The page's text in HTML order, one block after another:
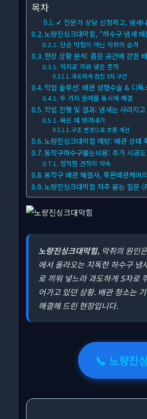
목차
✔ 전문가 상담 신청하고, 냄새
노량진싱크대막힘, “하수구 냄새
단순 막힘이 아닌 악취의 습격
현장 상황 분석: 좁은 공간에 갇힌
억지로 끼워 넣은 흔적
과도하게 접힌 S자 구간
작업 솔루션: 배관 성형수술 & 디
두 가지 문제를 동시에 해결
작업 진행 및 결과: 냄새는 사라지
묵은 때 벗겨내기
구조 변경으로 흐름 개선
노량진싱크대막힘 예방: 배관 상태
동작구하수구뚫는비용: 추가 시공
정직한 견적의 약속
동작구 배관 해결사, 푸른배관케어
노량진싱크대막힘 자주 묻는 질문
노량진싱크대막힘, 악취의 원인
에서 올라오는 지독한 하수구
로 끼워 넣느라 과도하게 S자로
어가고 있던 상황. 배관 청소는
해결해 드린 현장입니다.
📞 노량진